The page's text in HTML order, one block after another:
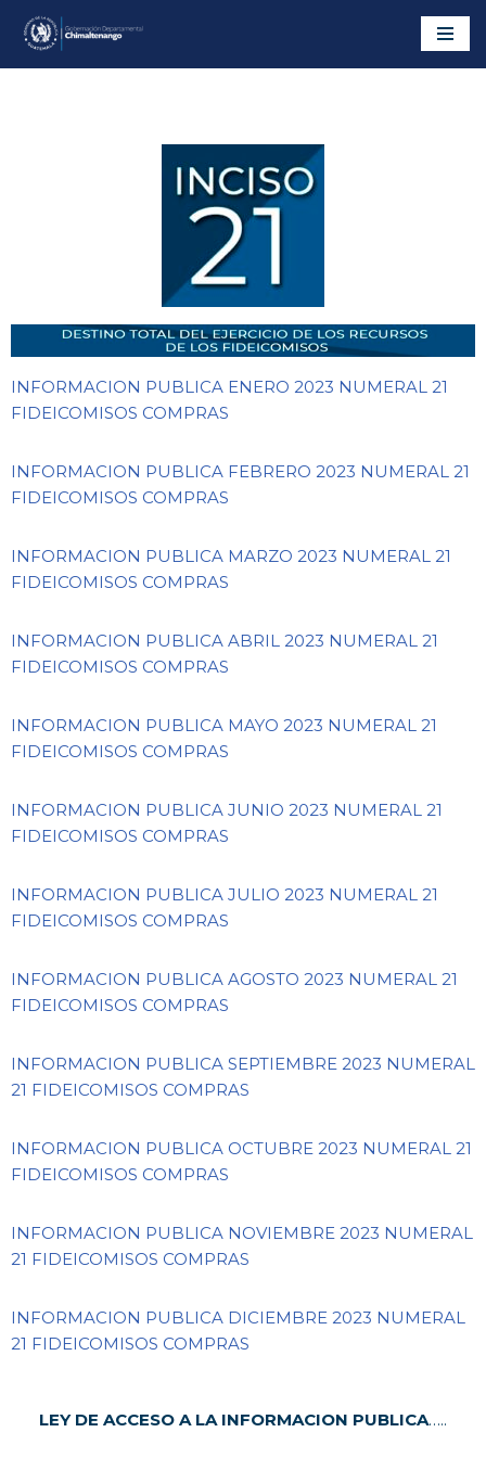
Saltar
INFORMACION PUBLICA ENERO 2023 NUMERAL 21
FIDEICOMISOS COMPRAS
INFORMACION PUBLICA FEBRERO 2023 NUMERAL 21
FIDEICOMISOS COMPRAS
INFORMACION PUBLICA MARZO 2023 NUMERAL 21
FIDEICOMISOS COMPRAS
INFORMACION PUBLICA ABRIL 2023 NUMERAL 21
FIDEICOMISOS COMPRAS
INFORMACION PUBLICA MAYO 2023 NUMERAL 21
FIDEICOMISOS COMPRAS
INFORMACION PUBLICA JUNIO 2023 NUMERAL 21
FIDEICOMISOS COMPRAS
INFORMACION PUBLICA JULIO 2023 NUMERAL 21
FIDEICOMISOS COMPRAS
INFORMACION PUBLICA AGOSTO 2023 NUMERAL 21
FIDEICOMISOS COMPRAS
INFORMACION PUBLICA SEPTIEMBRE 2023 NUMERAL
21 FIDEICOMISOS COMPRAS
INFORMACION PUBLICA OCTUBRE 2023 NUMERAL 21
FIDEICOMISOS COMPRAS
INFORMACION PUBLICA NOVIEMBRE 2023 NUMERAL
21 FIDEICOMISOS COMPRAS
INFORMACION PUBLICA DICIEMBRE 2023 NUMERAL
21 FIDEICOMISOS COMPRAS
LEY DE ACCESO A LA INFORMACION PUBLICA…..